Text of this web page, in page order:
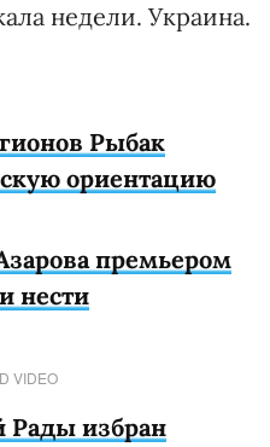
недели. Украина.
Рыбак
ориентацию
премьером
нести
VIDEO
Рады избран